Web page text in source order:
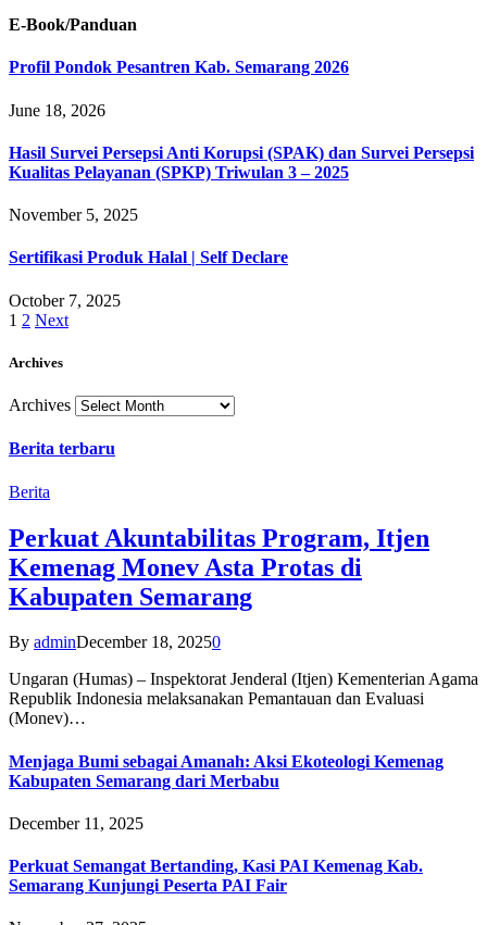
E-Book/Panduan
Profil Pondok Pesantren Kab. Semarang 2026
June 18, 2026
Hasil Survei Persepsi Anti Korupsi (SPAK) dan Survei Persepsi
Kualitas Pelayanan (SPKP) Triwulan 3 – 2025
November 5, 2025
Sertifikasi Produk Halal | Self Declare
October 7, 2025
1 2 Next
Archives
Archives
Berita terbaru
Berita
Perkuat Akuntabilitas Program, Itjen
Kemenag Monev Asta Protas di
Kabupaten Semarang
By adminDecember 18, 20250
Ungaran (Humas) – Inspektorat Jenderal (Itjen) Kementerian Agama
Republik Indonesia melaksanakan Pemantauan dan Evaluasi
(Monev)…
Menjaga Bumi sebagai Amanah: Aksi Ekoteologi Kemenag
Kabupaten Semarang dari Merbabu
December 11, 2025
Perkuat Semangat Bertanding, Kasi PAI Kemenag Kab.
Semarang Kunjungi Peserta PAI Fair